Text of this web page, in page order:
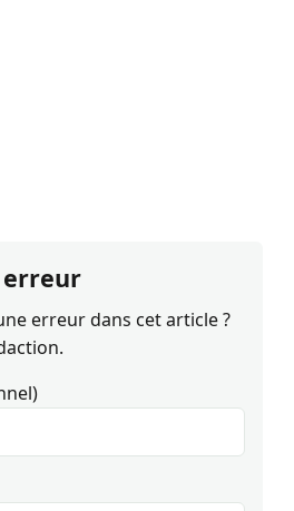
erreur
erreur dans cet article ?